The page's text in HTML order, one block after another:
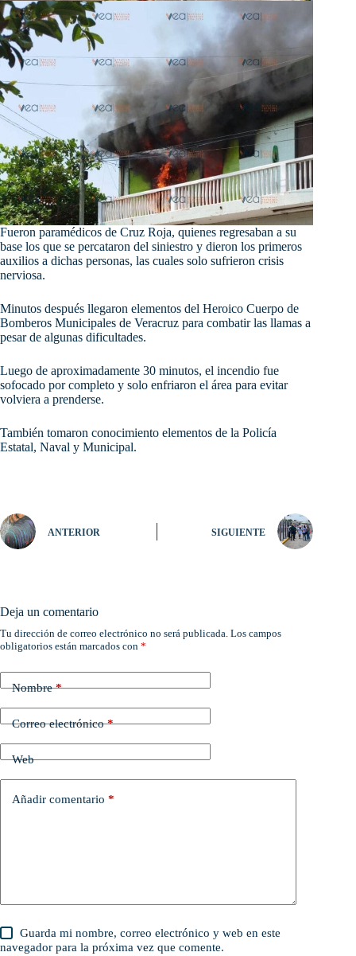
Fueron paramédicos de Cruz Roja, quienes regresaban a su
base los que se percataron del siniestro y dieron los primeros
auxilios a dichas personas, las cuales solo sufrieron crisis
nerviosa.
Minutos después llegaron elementos del Heroico Cuerpo de
Bomberos Municipales de Veracruz para combatir las llamas a
pesar de algunas dificultades.
Luego de aproximadamente 30 minutos, el incendio fue
sofocado por completo y solo enfriaron el área para evitar
volviera a prenderse.
También tomaron conocimiento elementos de la Policía
Estatal, Naval y Municipal.
ANTERIOR SIGUIENTE
Deja un comentario
Tu dirección de correo electrónico no será publicada. Los campos
obligatorios están marcados con *
Nombre*
Correo electrónico*
Web
Añadir comentario *
Guarda mi nombre, correo electrónico y web en este
navegador para la próxima vez que comente.